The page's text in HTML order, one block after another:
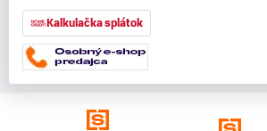
Kalkulačka splátok